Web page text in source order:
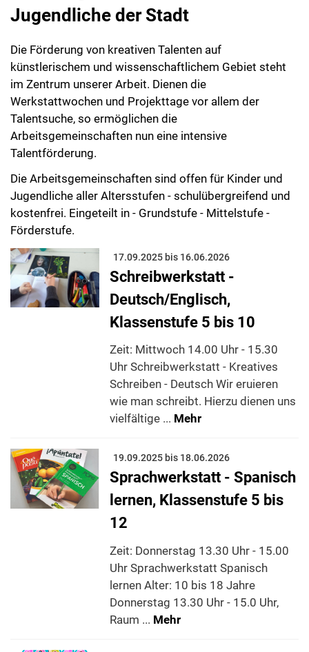
Jugendliche der Stadt
Die Förderung von kreativen Talenten auf
künstlerischem und wissenschaftlichem Gebiet steht
im Zentrum unserer Arbeit. Dienen die
Werkstattwochen und Projekttage vor allem der
Talentsuche, so ermöglichen die
Arbeitsgemeinschaften nun eine intensive
Talentförderung.
Die Arbeitsgemeinschaften sind offen für Kinder und
Jugendliche aller Altersstufen - schulübergreifend und
kostenfrei. Eingeteilt in - Grundstufe - Mittelstufe -
Förderstufe.
17.09.2025 bis 16.06.2026
Schreibwerkstatt -
Deutsch/Englisch,
Klassenstufe 5 bis 10
Zeit: Mittwoch 14.00 Uhr - 15.30
Uhr Schreibwerkstatt - Kreatives
Schreiben - Deutsch Wir eruieren
wie man schreibt. Hierzu dienen uns
vielfältige ... Mehr
19.09.2025 bis 18.06.2026
Sprachwerkstatt - Spanisch
lernen, Klassenstufe 5 bis
12
Zeit: Donnerstag 13.30 Uhr - 15.00
Uhr Sprachwerkstatt Spanisch
lernen Alter: 10 bis 18 Jahre
Donnerstag 13.30 Uhr - 15.0 Uhr,
Raum ... Mehr